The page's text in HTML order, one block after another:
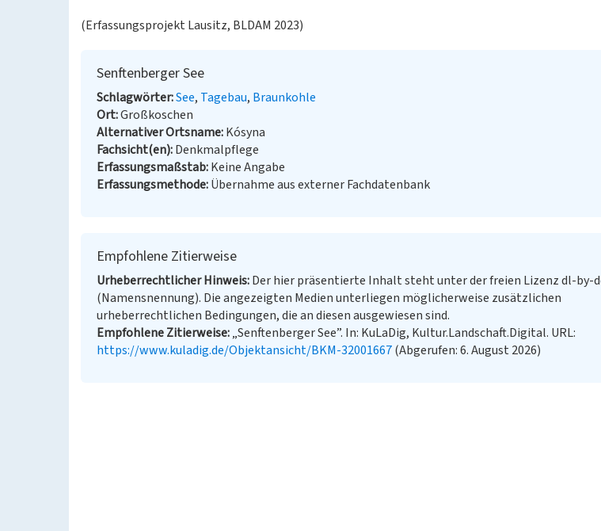
(Erfassungsprojekt Lausitz, BLDAM 2023)
Senftenberger See
Schlagwörter See Tagebau Braunkohle
Ort Großkoschen
Alternativer Ortsname Kósyna
Fachsicht(en) Denkmalpflege
Erfassungsmaßstab Keine Angabe
Erfassungsmethode Übernahme aus externer Fachdatenbank
Empfohlene Zitierweise
Urheberrechtlicher Hinweis Der hier präsentierte Inhalt steht unter der freien Lizenz dl-by-
(Namensnennung). Die angezeigten Medien unterliegen möglicherweise zusätzlichen
urheberrechtlichen Bedingungen, die an diesen ausgewiesen sind.
Empfohlene Zitierweise „Senftenberger See”. In: KuLaDig, Kultur.Landschaft.Digital. URL:
https://www.kuladig.de/Objektansicht/BKM-32001667(Abgerufen: 6. August 2026)